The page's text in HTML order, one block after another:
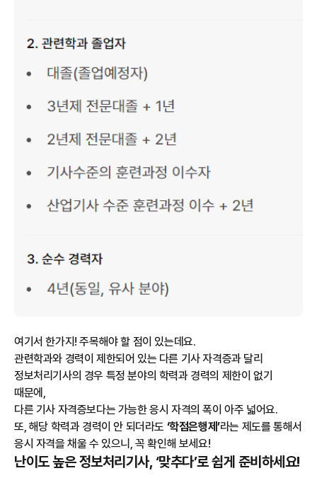
여기서 한가지! 주목해야 할 점이 있는데요.
관련학과와 경력이 제한되어 있는 다른 기사 자격증과 달리
정보처리기사의 경우 특정 분야의 학력과 경력의 제한이 없기
때문에,
다른 기사 자격증보다는 가능한 응시 자격의 폭이 아주 넓어요.
또, 해당 학력과 경력이 안 되더라도 ‘학점은행제’라는 제도를 통해서
응시 자격을 채울 수 있으니, 꼭 확인해 보세요!
난이도 높은 정보처리기사, ‘맞추다’로 쉽게 준비하세요!